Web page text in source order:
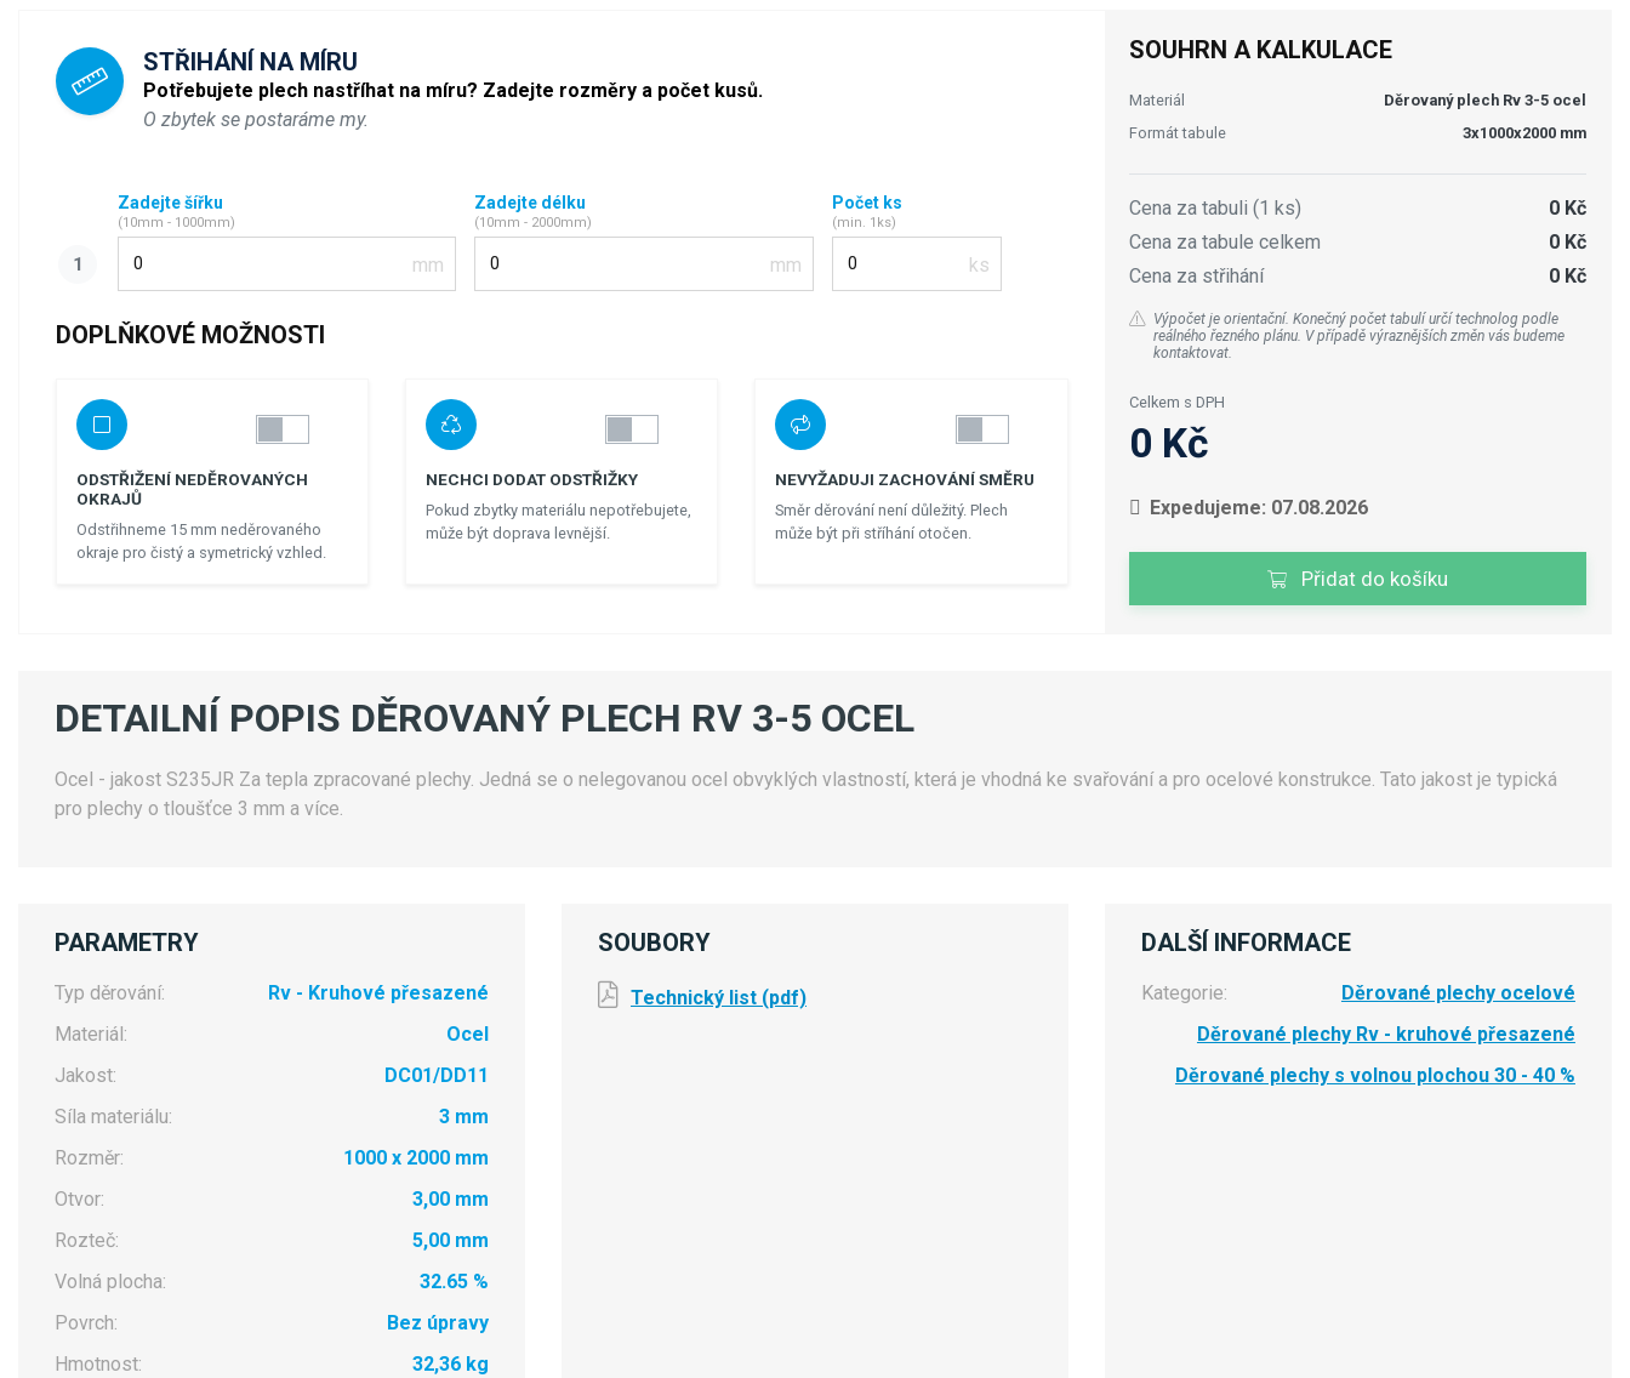
STŘIHÁNÍ NA MÍRU
Potřebujete plech nastříhat na míru? Zadejte rozměry a počet kusů.
O zbytek se postaráme my.
Zadejte šířku
(10mm - 1000mm)
Zadejte délku
(10mm - 2000mm)
Počet ks
(min. 1ks)
DOPLŇKOVÉ MOŽNOSTI
ODSTŘIŽENÍ NEDĚROVANÝCH
OKRAJŮ
Odstřihneme 15 mm neděrovaného
okraje pro čistý a symetrický vzhled.
NECHCI DODAT ODSTŘIŽKY
Pokud zbytky materiálu nepotřebujete,
může být doprava levnější.
NEVYŽADUJI ZACHOVÁNÍ SMĚRU
Směr děrování není důležitý. Plech
může být při stříhání otočen.
SOUHRN A KALKULACE
Materiál
Děrovaný plech Rv 3-5 ocel
Formát tabule
3x1000x2000 mm
Cena za tabuli (1 ks)
0 Kč
Cena za tabule celkem
0 Kč
Cena za střihání
0 Kč
Výpočet je orientační. Konečný počet tabulí určí technolog podle
reálného řezného plánu. V případě výraznějších změn vás budeme
kontaktovat.
Celkem s DPH
0 Kč
Expedujeme: 07.08.2026
Přidat do košíku
DETAILNÍ POPIS DĚROVANÝ PLECH RV 3-5 OCEL
Ocel - jakost S235JR Za tepla zpracované plechy. Jedná se o nelegovanou ocel obvyklých vlastností, která je vhodná ke svařování a pro ocelové konstrukce. Tato jakost je typická
pro plechy o tloušťce 3 mm a více.
PARAMETRY
Typ děrování:
Rv - Kruhové přesazené
Materiál:
Ocel
Jakost:
DC01/DD11
Síla materiálu:
3 mm
Rozměr:
1000 x 2000 mm
Otvor:
3,00 mm
Rozteč:
5,00 mm
Volná plocha:
32.65 %
Povrch:
Bez úpravy
Hmotnost:
32,36 kg
SOUBORY
Technický list (pdf)
DALŠÍ INFORMACE
Kategorie:
Děrované plechy ocelové
Děrované plechy Rv - kruhové přesazené
Děrované plechy s volnou plochou 30 - 40 %